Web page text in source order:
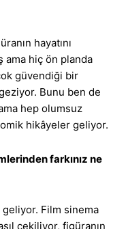
hayatını
ama hiç ön planda
güvendiği bir
Bunu ben de
hep olumsuz
hikâyeler geliyor.
farkınız ne
geliyor. Film sinema
çekiliyor, figüranın